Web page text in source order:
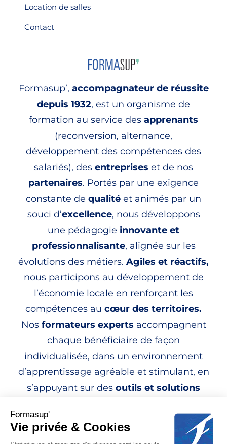
Formasup’, accompagnateur de réussite
depuis 1932, est un organisme de
formation au service des apprenants
(reconversion, alternance,
développement des compétences des
salariés), des entreprises et de nos
partenaires. Portés par une exigence
constante de qualité et animés par un
souci d’excellence, nous développons
une pédagogie innovante et
professionnalisante, alignée sur les
évolutions des métiers. Agiles et réactifs,
nous participons au développement de
l’économie locale en renforçant les
compétences au cœur des territoires.
Nos formateurs experts accompagnent
chaque bénéficiaire de façon
individualisée, dans un environnement
d’apprentissage agréable et stimulant, en
s’appuyant sur des outils et solutions
Location de salles
Contact